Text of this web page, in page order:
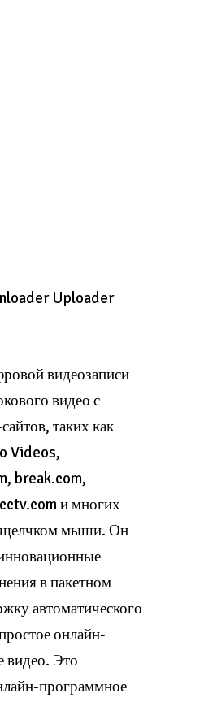
Uploader
видеозаписи
видео с
таких как
Videos,
break.com,
и многих
щелчком мыши. Он
в пакетном
автоматического
онлайн-
видео. Это
программное